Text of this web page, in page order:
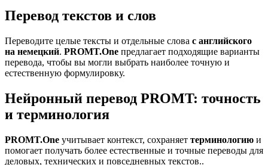
Перевод текстов и слов
Переводите целые тексты и отдельные слова с английского
на немецкий. PROMT.One предлагает подходящие варианты
перевода, чтобы вы могли выбрать наиболее точную и
естественную формулировку.
Нейронный перевод PROMT: точность
и терминология
PROMT.One учитывает контекст, сохраняет терминологию и
помогает получать более естественные и точные переводы для
деловых, технических и повседневных текстов..